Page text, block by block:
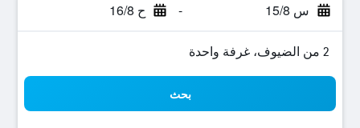
س 15/8 - ح 16/8
2 من الضيوف، غرفة واحدة
بحث